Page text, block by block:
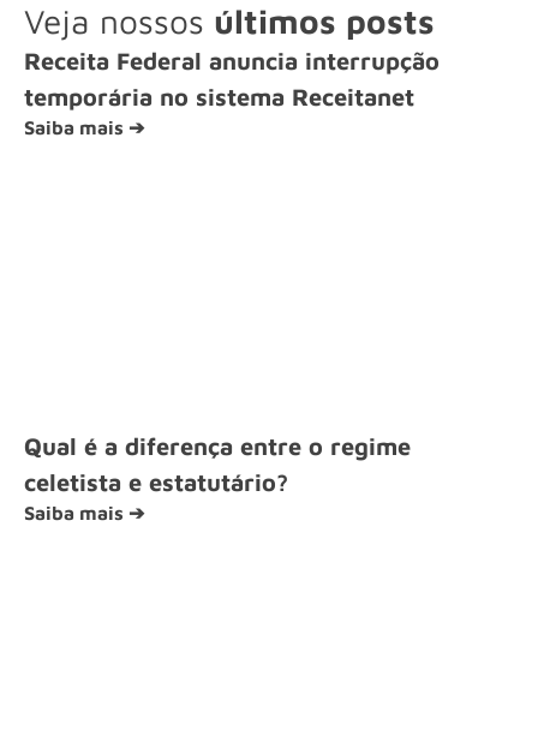
Veja nossos últimos posts
Receita Federal anuncia interrupção
temporária no sistema Receitanet
Saiba mais ➔
Qual é a diferença entre o regime
celetista e estatutário?
Saiba mais ➔